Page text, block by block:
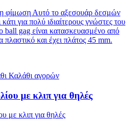
φίμωση Αυτό το αξεσουάρ δεσμών
για πολύ ιδιαίτερους γνώστες του
ball gag είναι κατασκευασμένο από
πλαστικό και έχει πλάτος 45 mm.
Καλάθι αγορών
με κλιπ για θηλές